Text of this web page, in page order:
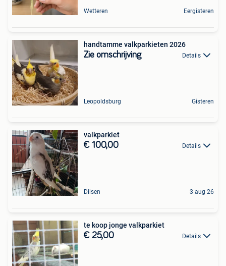
Wetteren Eergisteren
handtamme valkparkieten 2026
Zie omschrijving Details
Leopoldsburg Gisteren
valkparkiet
€ 100,00 Details
Dilsen 3 aug 26
te koop jonge valkparkiet
€ 25,00 Details